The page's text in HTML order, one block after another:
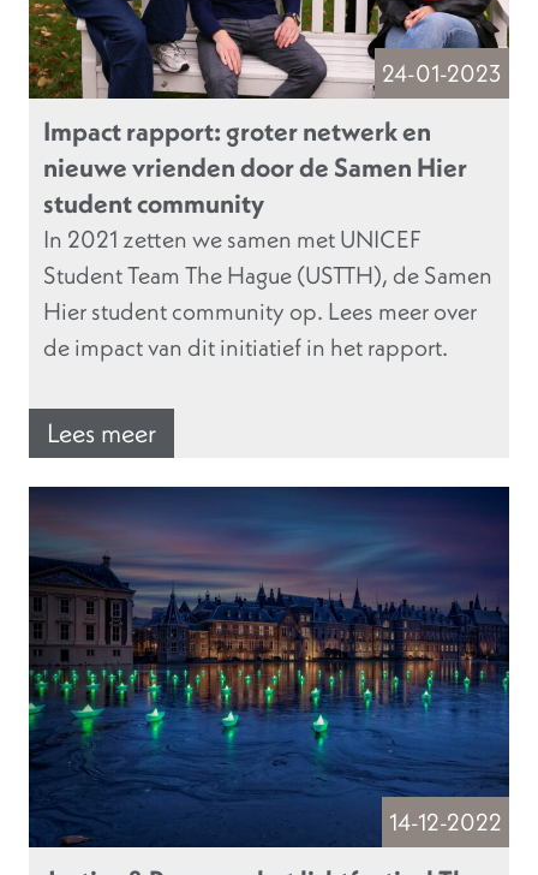
24-01-2023
Impact rapport: groter netwerk en
nieuwe vrienden door de Samen Hier
student community
In 2021 zetten we samen met UNICEF
Student Team The Hague (USTTH), de Samen
Hier student community op. Lees meer over
de impact van dit initiatief in het rapport.
Lees meer
14-12-2022